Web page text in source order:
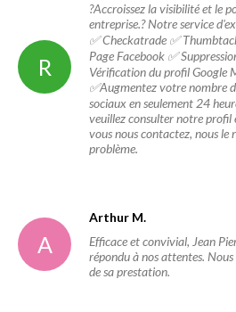
R
?Accroissez la visibilité et le
entreprise.? Notre service
✅ Checkatrade ✅
Page Facebook ✅
Vérification du profil Google
✅Augmentez votre nombre
sociaux en seulement 24
veuillez consulter notre profil
vous nous contactez, nous
problème.
A
Arthur M.
Efficace et convivial, Jean
répondu à nos attentes.
de sa prestation.